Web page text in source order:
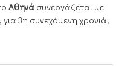
Αθηνά συνεργάζεται με
για 3η συνεχόμενη χρονιά,